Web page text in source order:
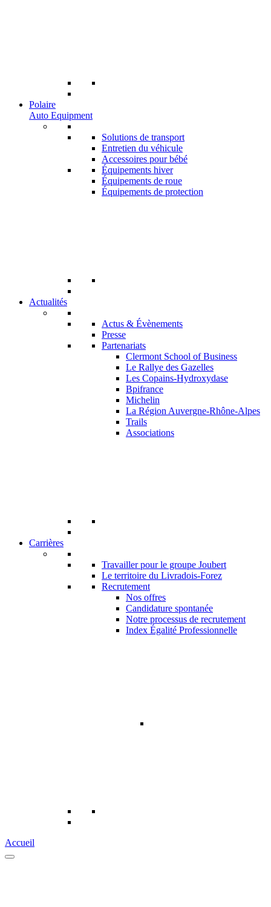
Polaire
Auto Equipment
Solutions de transport
Entretien du véhicule
Accessoires pour bébé
Équipements hiver
Équipements de roue
Équipements de protection
Actualités
Actus & Évènements
Presse
Partenariats
Clermont School of Business
Le Rallye des Gazelles
Les Copains-Hydroxydase
Bpifrance
Michelin
La Région Auvergne-Rhône-Alpes
Trails
Associations
Carrières
Travailler pour le groupe Joubert
Le territoire du Livradois-Forez
Recrutement
Nos offres
Candidature spontanée
Notre processus de recrutement
Index Égalité Professionnelle
Accueil